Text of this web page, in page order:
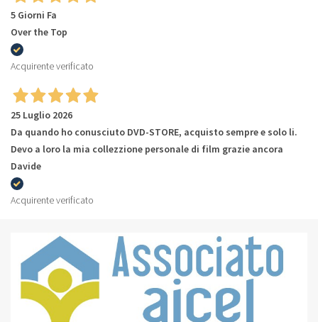
5 Giorni Fa
Over the Top
Acquirente verificato
25 Luglio 2026
Da quando ho conusciuto DVD-STORE, acquisto sempre e solo li.
Devo a loro la mia collezzione personale di film grazie ancora
Davide
Acquirente verificato